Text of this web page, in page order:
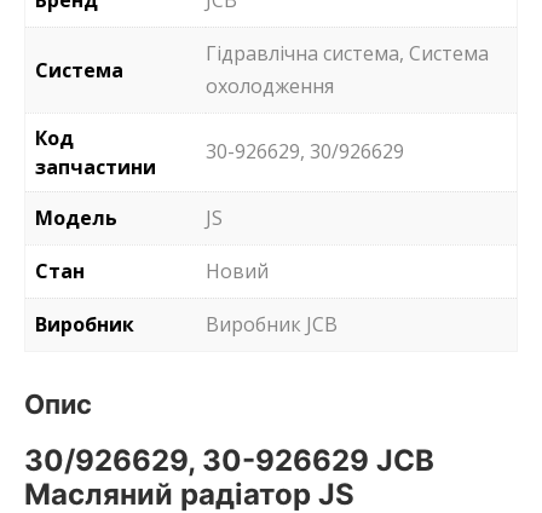
Система
Гідравлічна система, Система
охолодження
Код
запчастини
30-926629, 30/926629
Модель
JS
Стан
Новий
Виробник
Виробник JCB
Опис
30/926629, 30-926629 JCB
Масляний радіатор JS